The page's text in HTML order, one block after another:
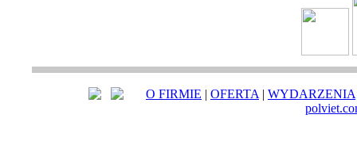
O FIRMIE | OFERTA | WYDARZENIA